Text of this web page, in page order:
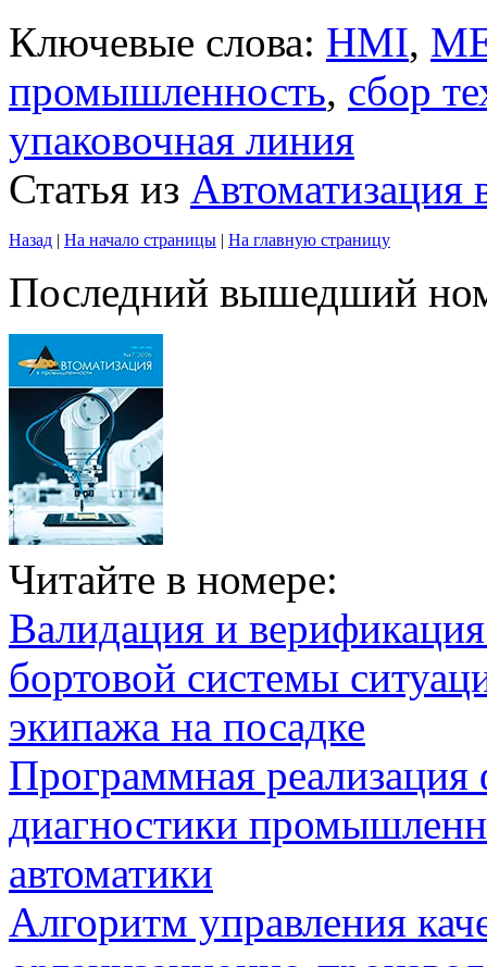
Ключевые слова: HMI,
промышленность, сбор
упаковочная линия
Статья из
Назад | На начало страницы | На главную страницу
Последний вышедший
Читайте в номере:
Валидация и
бортовой системы
экипажа на посадке
Программная
диагностики
автоматики
Алгоритм управления